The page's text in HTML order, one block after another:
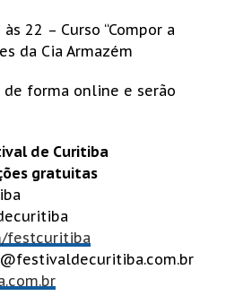
22 – Curso “Compor a
da Cia Armazém
de forma online e serão
de Curitiba
gratuitas
festcuritiba